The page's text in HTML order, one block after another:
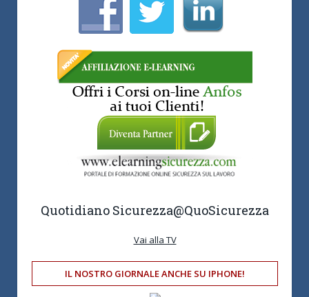
Quotidiano Sicurezza@QuoSicurezza
Vai alla TV
IL NOSTRO GIORNALE ANCHE SU IPHONE!